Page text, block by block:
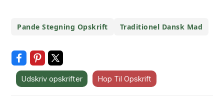
Pande Stegning Opskrift Traditionel Dansk Mad
Udskriv opskrifter Hop Til Opskrift